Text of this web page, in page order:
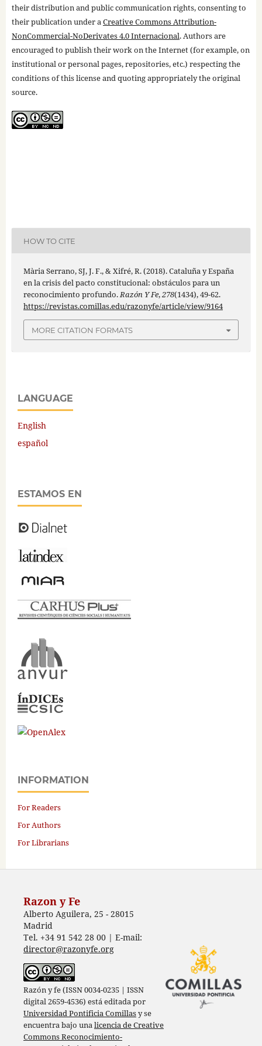
their distribution and public communication rights, consenting to
their publication under aCreative Commons Attribution-
NonCommercial-NoDerivates 4.0 Internacional. Authors are
encouraged to publish their work on the Internet (for example, on
institutional or personal pages, repositories, etc.) respecting the
conditions of this license and quoting appropriately the original
source.
HOW TO CITE
Mària Serrano, SJ, J. F., & Xifré, R. (2018). Cataluña y España
en la crisis del pacto constitucional: obstáculos para un
reconocimiento profundo.Razón Y Fe,278(1434), 49-62.
https://revistas.comillas.edu/razonyfe/article/view/9164
MORE CITATION FORMATS
LANGUAGE
English
español
ESTAMOS EN
INFORMATION
For Readers
For Authors
For Librarians
Razon y Fe
Alberto Aguilera, 25 - 28015
Madrid
Tel. +34 91 542 28 00 | E-mail:
director@razonyfe.org
Razón y fe (ISSN 0034-0235 | ISSN
digital 2659-4536) está editada por
Universidad Pontificia Comillasy se
encuentra bajo unalicencia de Creative
Commons Reconocimiento-